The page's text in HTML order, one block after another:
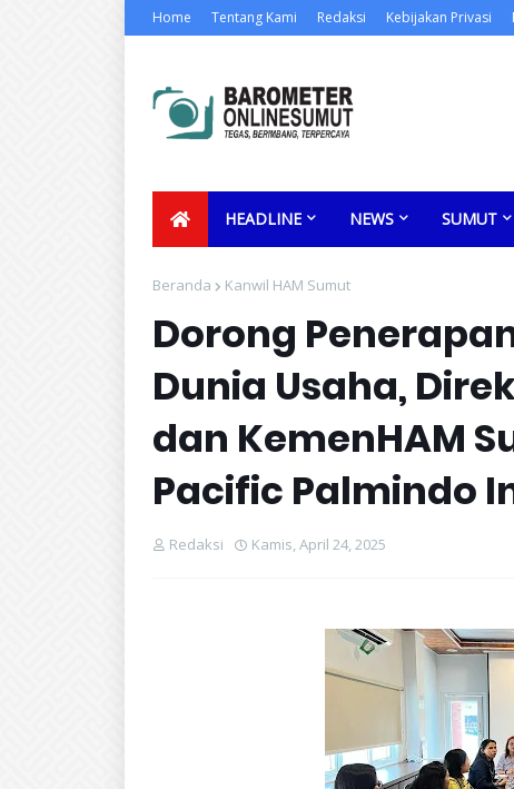
Home Tentang Kami Redaksi Kebijakan Privasi
HEADLINE NEWS SUMUT
Beranda Kanwil HAM Sumut
Dorong
Dunia Usaha,
dan KemenHAM
Pacific Palmindo
Redaksi Kamis, April 24, 2025